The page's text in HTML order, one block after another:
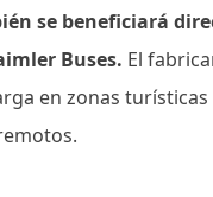
se beneficiará
Buses. El
en zonas